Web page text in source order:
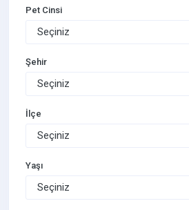
Pet Cinsi
Şehir
İlçe
Yaşı